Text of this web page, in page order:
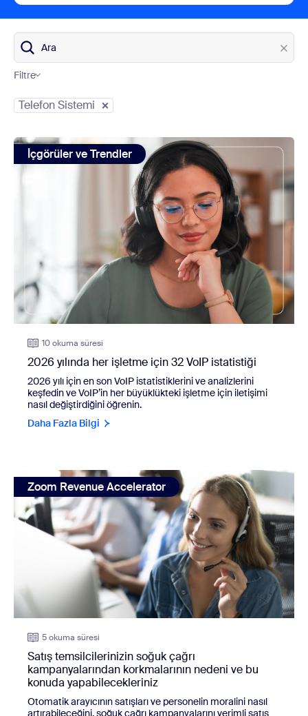
Ara
Filtre
Telefon Sistemi
view: 2026 yılında her işletme için 32 VoIP istatistiği
İçgörüler ve Trendler
10 okuma süresi
2026 yılında her işletme için 32 VoIP istatistiği
2026 yılı için en son VoIP istatistiklerini ve analizlerini
keşfedin ve VoIP’in her büyüklükteki işletme için iletişimi
nasıl değiştirdiğini öğrenin.
Daha Fazla Bilgi
view: Satış temsilcilerinizin soğuk çağrı
Zoom Revenue Accelerator
5 okuma süresi
Satış temsilcilerinizin soğuk çağrı
kampanyalarından korkmalarının nedeni ve bu
konuda yapabilecekleriniz
Otomatik arayıcının satışları ve personelin moralini nasıl
artırabileceğini, soğuk çağrı kampanyalarını verimli satış